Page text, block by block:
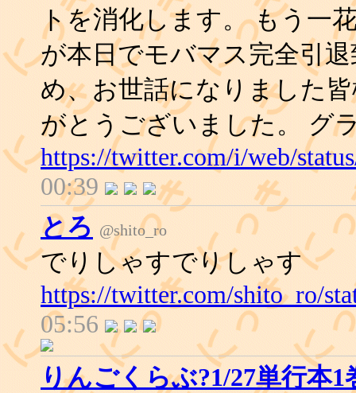
トを消化します。 もう一
が本日でモバマス完全引
め、お世話になりました
がとうございました。 グ
https://twitter.com/i/web/
00:39
とろ @shito_ro
でりしゃすでりしゃす
https://twitter.com/shito_ro/
05:56
りんごくらぶ?1/27単行本1